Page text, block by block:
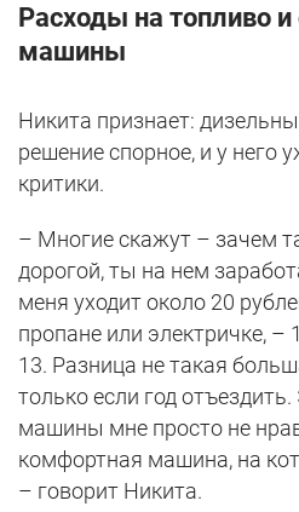
Расходы на топливо
машины
Никита признает:
решение спорное, и у него
критики.
– Многие скажут – зачем
дорогой, ты на нем
меня уходит около 20
пропане или электричке, –
13. Разница не такая
только если год
машины мне просто не
комфортная машина, на
– говорит Никита.